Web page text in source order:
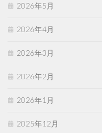
2026年5月
2026年4月
2026年3月
2026年2月
2026年1月
2025年12月